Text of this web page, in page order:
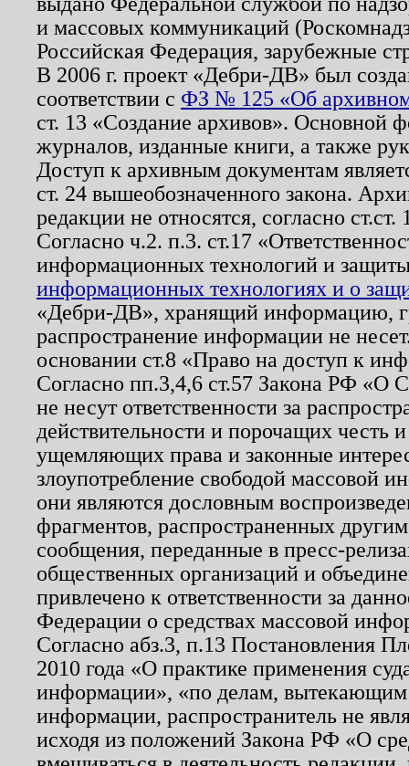
и массовых коммуникаций
Российская Федерация, зарубежные
В 2006 г. проект «Дебри-ДВ» был
соответствии с ФЗ № 125 «Об
ст. 13 «Создание архивов». Основной
журналов, изданные книги, а также
Доступ к архивным документам
ст. 24 вышеобозначенного закона.
редакции не относятся, согласно
Согласно ч.2. п.3. ст.17
информационных технологий и
информационных технологиях и о
«Дебри-ДВ», хранящий информацию,
распространение информации не
основании ст.8 «Право на доступ к
Согласно пп.3,4,6 ст.57 Закона РФ «О
не несут ответственности за
действительности и порочащих честь
ущемляющих права и законные
злоупотребление свободой массовой
они являются дословным
фрагментов, распространенных
сообщения, переданные в пресс-
общественных организаций и
привлечено к ответственности за
Федерации о средствах массовой
Согласно абз.3, п.13 Постановления
2010 года «О практике применения
информации», «по делам, вытекающим
информации, распространитель не
исходя из положений Закона РФ «О